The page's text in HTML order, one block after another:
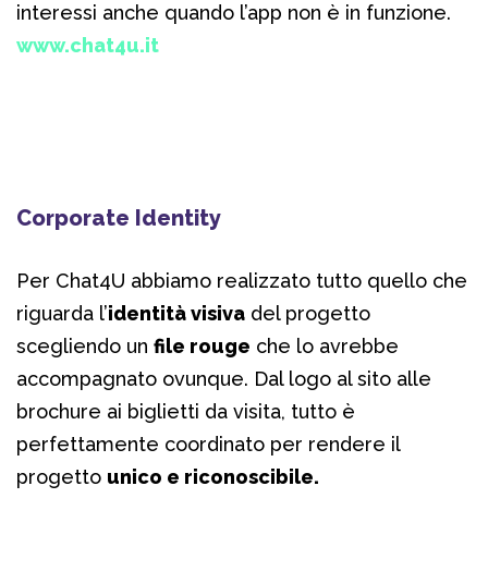
interessi anche quando l’app non è in funzione.
www.chat4u.it
Corporate Identity
Per Chat4U abbiamo realizzato tutto quello che
riguarda l’identità visiva del progetto
scegliendo un file rouge che lo avrebbe
accompagnato ovunque. Dal logo al sito alle
brochure ai biglietti da visita, tutto è
perfettamente coordinato per rendere il
progetto unico e riconoscibile.